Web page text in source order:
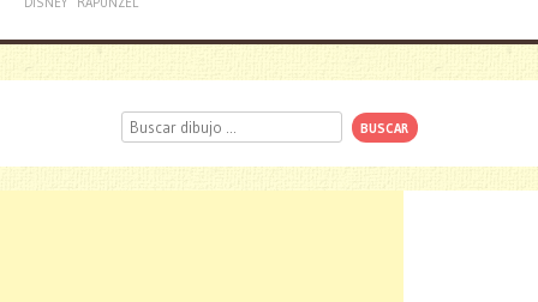
Buscar